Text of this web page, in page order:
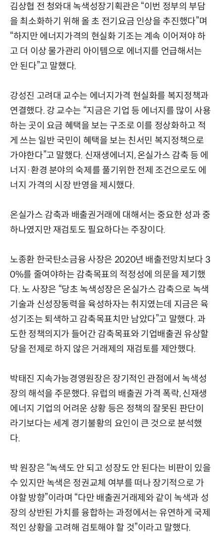
김상협 전 청와대 녹색성장기획관은 “이번 정부의 부담
을 최소화하기 위해 올 초 전기요금 인상을 추진했다”며
“하지만 에너지가격의 현실화 기조는 계속 이어져야 하
고 더 이상 물가관리 아이템으로 에너지를 언급해서는
안 된다”고 말했다.
강성진 고려대 교수는 에너지가격 현실화를 복지정책과
연결했다. 강 교수는 “지금은 기업 등 에너지를 많이 사용
하는 곳이 요금 혜택을 보는 구조로 이를 정상화하고 적
게 쓰는 일반 국민이 혜택을 보는 친서민 복지정책으로
가야한다”고 말했다. 신재생에너지, 온실가스 감축 등 에
너지·환경 분야의 숙제를 풀기위한 전제 조건으로도 에
너지 가격의 시장 반영을 제시했다.
온실가스 감축과 배출권거래에 대해서는 중요한 성과 중
하나였지만 재검토도 필요하다는 주장이다.
노종환 한국탄소금융 사장은 2020년 배출전망치보다 3
0%를 줄여야하는 감축목표의 적정성에 의문을 제기했
다. 노 사장은 “당초 녹색성장은 온실가스 감축으로 녹색
기술과 신성장동력을 육성하자는 취지였는데 지금은 육
성기조는 퇴색하고 감축목표치만 남았다”고 말했다. 과
도한 정책의지가 들어간 감축목표와 기업배출권 유상할
당을 전제로 하지 않은 거래제의 재검토를 제안했다.
박태진 지속가능경영원장은 장기적인 관점에서 녹색성
장의 해석을 주문했다. 유럽의 배출권 가격 폭락, 신재생
에너지 기업의 어려운 상황 등은 정책의 잘못된 판단이
라기보다는 세계 경기불황의 요인이 큰 것으로 분석했
다.
박 원장은 “녹색도 안 되고 성장도 안 된다는 비판이 있을
수 있지만 녹색은 정권교체 여부를 떠나 장기적으로 가
야할 방향”이라며 “다만 배출권거래제와 같이 녹색과 성
장의 상반된 가치를 융합하는 과정에서는 유연하게 국제
적인 상황을 고려해 검토해야 할 것”이라고 말했다.